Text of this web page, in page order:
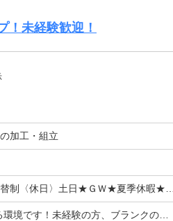
！未経験歓迎！
加工・組立
休日〉土日★ＧＷ★夏季休暇★冬季休暇★年末年始
ランクのある方も大歓迎！充実の研修でしっかりサポートします。20代、30...